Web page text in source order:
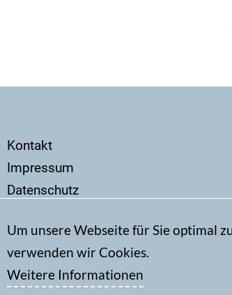
Secondary
menu
Kontakt
Impressum
Datenschutz
Um unsere Webseite für Sie optimal
verwenden wir Cookies.
Weitere Informationen